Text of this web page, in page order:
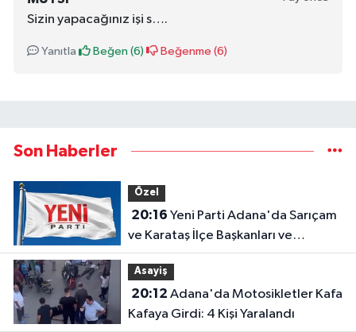
Sizin yapacağınız işi s….
Yanıtla Beğen (6) Beğenme (6)
Son Haberler
Özel
20:16
ve Karataş İlçe Başkanları ve
Yönetimleri Belirlendi
Asayiş
20:12
Kafaya Girdi: 4 Kişi Yaralandı